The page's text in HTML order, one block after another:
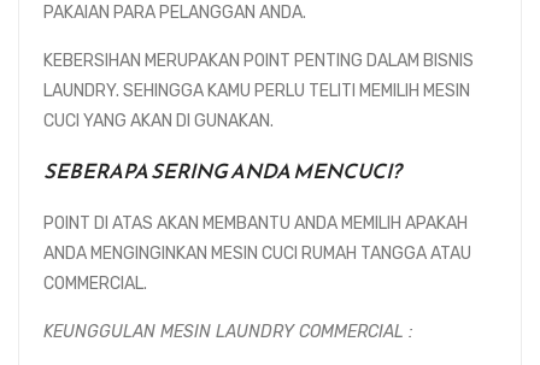
PAKAIAN PARA PELANGGAN ANDA.
KEBERSIHAN MERUPAKAN POINT PENTING DALAM BISNIS
LAUNDRY. SEHINGGA KAMU PERLU TELITI MEMILIH MESIN
CUCI YANG AKAN DI GUNAKAN.
SEBERAPA SERING ANDA MENCUCI?
POINT DI ATAS AKAN MEMBANTU ANDA MEMILIH APAKAH
ANDA MENGINGINKAN MESIN CUCI RUMAH TANGGA ATAU
COMMERCIAL.
KEUNGGULAN MESIN LAUNDRY COMMERCIAL :